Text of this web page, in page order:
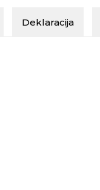
Deklaracija